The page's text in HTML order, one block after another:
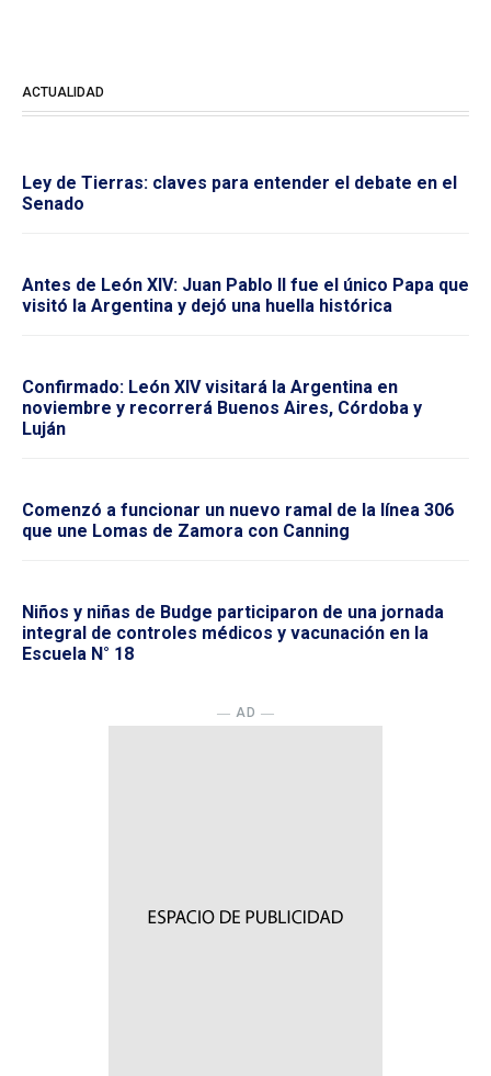
ACTUALIDAD
Ley de Tierras: claves para entender el debate en el
Senado
Antes de León XIV: Juan Pablo II fue el único Papa que
visitó la Argentina y dejó una huella histórica
Confirmado: León XIV visitará la Argentina en
noviembre y recorrerá Buenos Aires, Córdoba y
Luján
Comenzó a funcionar un nuevo ramal de la línea 306
que une Lomas de Zamora con Canning
Niños y niñas de Budge participaron de una jornada
integral de controles médicos y vacunación en la
Escuela N° 18
― AD ―